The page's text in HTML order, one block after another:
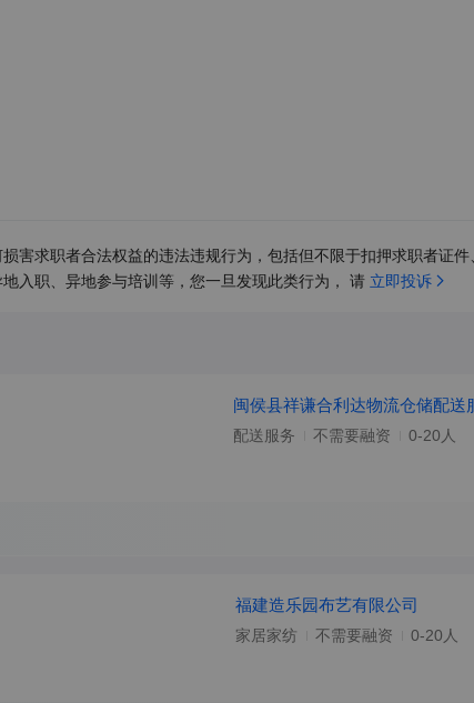
害求职者合法权益的违法违规行为，包括但不限于扣押求职者证
入职、异地参与培训等，您一旦发现此类行为， 请 立即投诉
闽侯县祥谦合利达物流仓储配送
配送服务 不需要融资 0-20人
福建造乐园布艺有限公司
家居家纺 不需要融资 0-20人